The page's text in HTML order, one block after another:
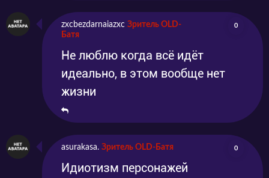
zxcbezdarnaiazxc Зритель OLD-
Батя
0
Не люблю когда всё идёт
идеально, в этом вообще нет
жизни
asurakasa. Зритель OLD-Батя 0
Идиотизм персонажей